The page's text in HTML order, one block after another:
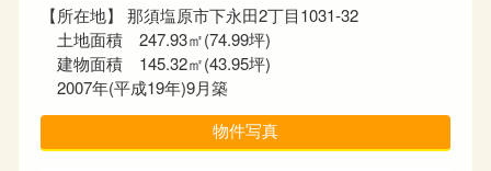
【所在地】 那須塩原市下永田2丁目1031-32
土地面積 247.93㎡(74.99坪)
建物面積 145.32㎡(43.95坪)
2007年(平成19年)9月築
物件写真